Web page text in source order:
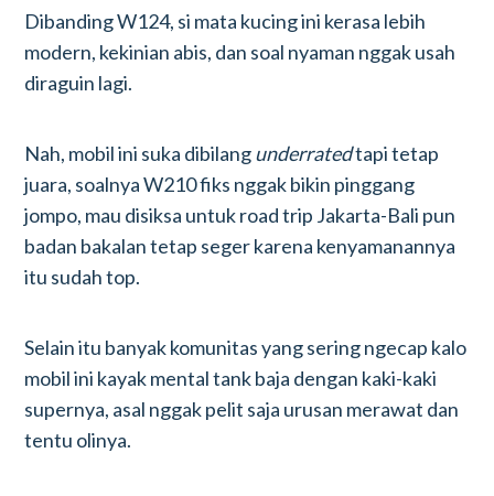
Dibanding W124, si mata kucing ini kerasa lebih
modern, kekinian abis, dan soal nyaman nggak usah
diraguin lagi.
Nah, mobil ini suka dibilangunderratedtapi tetap
juara, soalnya W210 fiks nggak bikin pinggang
jompo, mau disiksa untuk road trip Jakarta-Bali pun
badan bakalan tetap seger karena kenyamanannya
itu sudah top.
Selain itu banyak komunitas yang sering ngecap kalo
mobil ini kayak mental tank baja dengan kaki-kaki
supernya, asal nggak pelit saja urusan merawat dan
tentu olinya.